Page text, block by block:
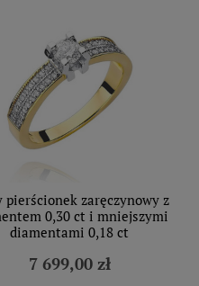
pierścionek zaręczynowy z
0,30 ct i mniejszymi
diamentami 0,18 ct
7 699,00 zł